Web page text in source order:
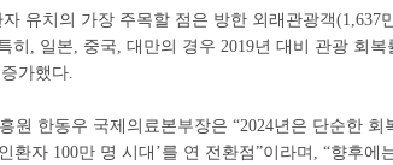
자 유치의 가장 주목할 점은 방한 외래관광객(1,637
히, 일본, 중국, 대만의 경우 2019년 대비 관광 회
가했다.
원 한동우 국제의료본부장은 “2024년은 단순한 회
환자 100만 명 시대’를 연 전환점”이라며, “향후에